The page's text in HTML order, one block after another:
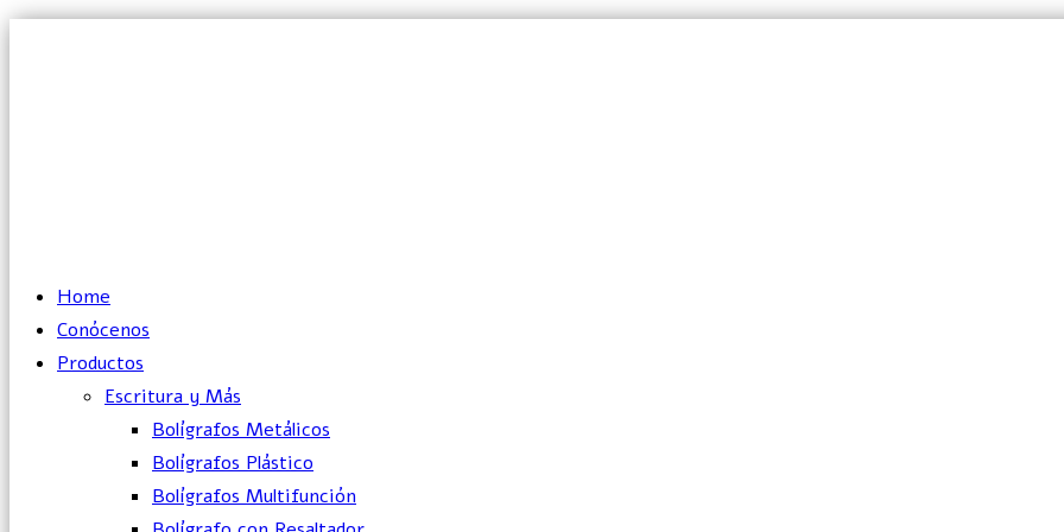
Home
Conócenos
Productos
Escritura y Más
Bolígrafos Metálicos
Bolígrafos Plástico
Bolígrafos Multifunción